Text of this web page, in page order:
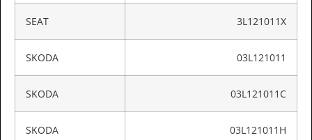
SEAT 3L121011X
SKODA 03L121011
SKODA 03L121011C
SKODA 03L121011H